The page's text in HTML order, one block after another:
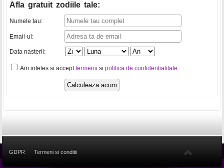
Afla gratuit zodiile tale:
Numele tau:
Email-ul:
Data nasterii:
Am inteles si accepttermenii si politica de confidentialitate.
GDPR Termeni si conditii